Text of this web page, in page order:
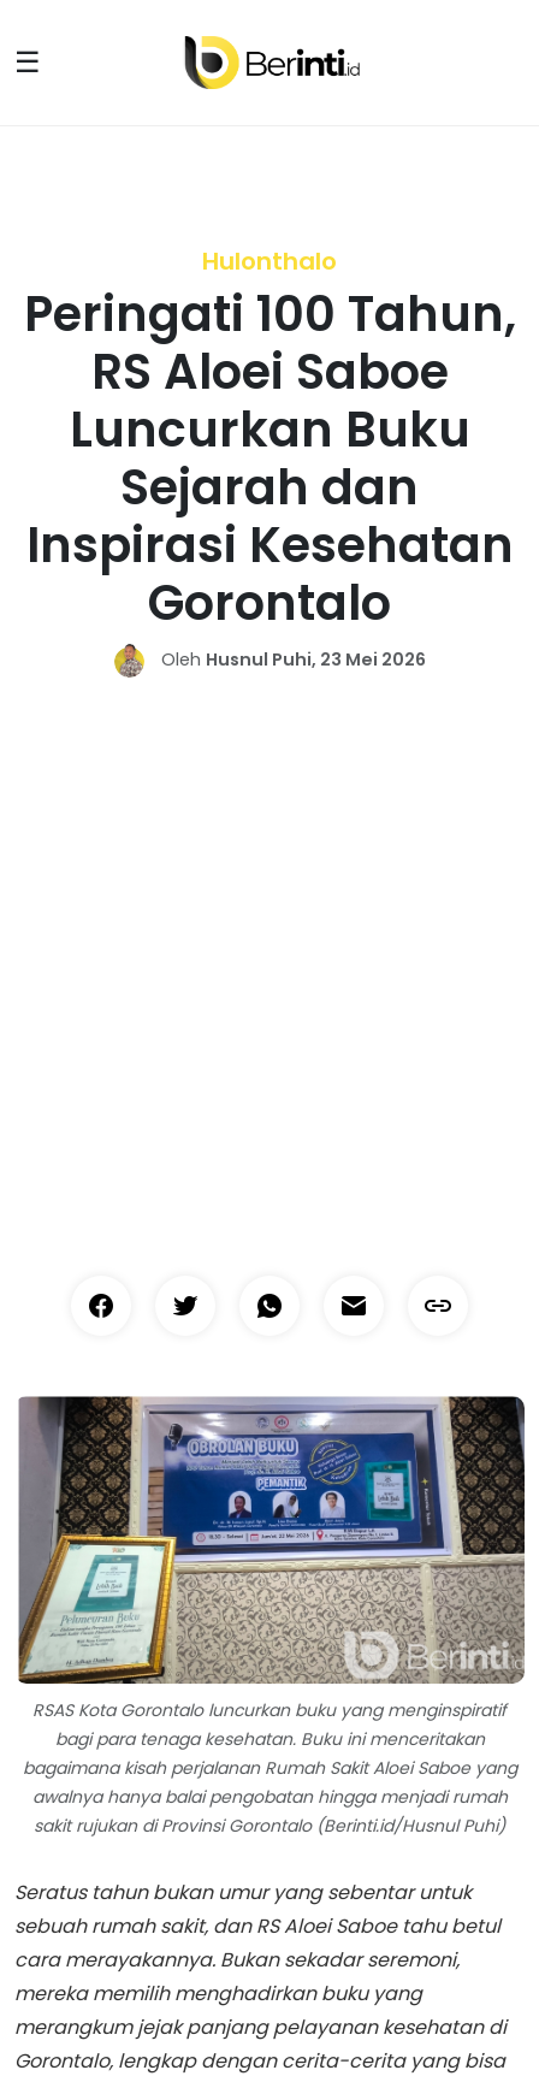
☰
Hulonthalo
Peringati 100 Tahun,
RS Aloei Saboe
Luncurkan Buku
Sejarah dan
Inspirasi Kesehatan
Gorontalo
Oleh Husnul Puhi, 23 Mei 2026
RSAS Kota Gorontalo luncurkan buku yang menginspiratif
bagi para tenaga kesehatan. Buku ini menceritakan
bagaimana kisah perjalanan Rumah Sakit Aloei Saboe yang
awalnya hanya balai pengobatan hingga menjadi rumah
sakit rujukan di Provinsi Gorontalo (Berinti.id/Husnul Puhi)
Seratus tahun bukan umur yang sebentar untuk
sebuah rumah sakit, dan RS Aloei Saboe tahu betul
cara merayakannya. Bukan sekadar seremoni,
mereka memilih menghadirkan buku yang
merangkum jejak panjang pelayanan kesehatan di
Gorontalo, lengkap dengan cerita-cerita yang bisa